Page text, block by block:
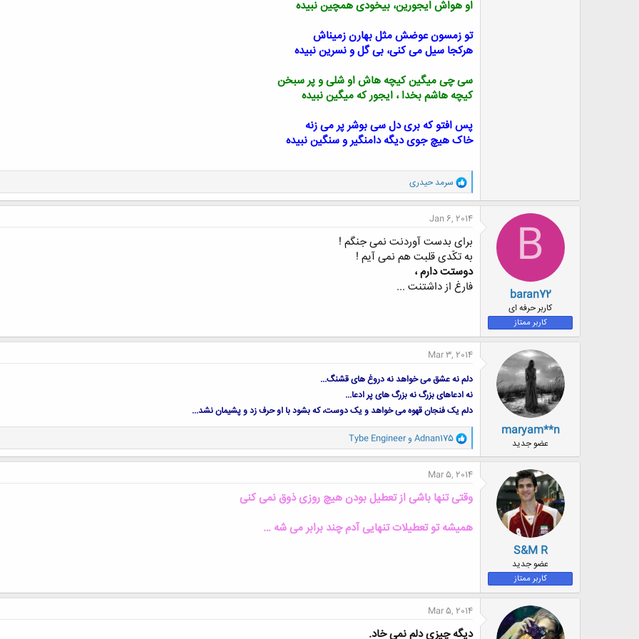
او هواش ایجورین، بیخودی همچین نبیده
تو زمسون عوضش مثل بهارن زمیناش
هرکجا سیل می کنی، بی گل و نسرین نبیده
سی چی میگین کیچه هاش او شلی و پر سبخن
کیچه هاشم بخدا ، ایجور که میگین نبیده
پس افتو که بری دل سی بوشر پر می زنه
خاک هیچ جوی دیگه دامنگیر و سنگین نبیده
و
ا
ک
ش
ه
ا
:
سرمد حیدری
B
baran72
کاربر حرفه ای
کاربر ممتاز
Jan 6, 2014
برای بدست آوردنت نمی جنگم !
به تکّدی قلبت هم نمی آیم !
دوستت دارم ،
فارغ از داشتنت ...
maryam**n
عضو جدید
Mar 3, 2014
دلم نه عشق می خواهد نه دروغ های قشنگ...
نه ادعاهای بزرگ نه بزرگ های پر ادعا...
دلم یک فنجان قهوه می خواهد و یک دوست، که بشود با او حرف زد و پشیمان نشد...
و
ا
ک
ش
ه
ا
Adnan175 وTybe Engineer
S&M R
عضو جدید
کاربر ممتاز
Mar 5, 2014
وقتی تنها باشی از تعطیل بودن هیچ روزی ذوق نمی کنی
همیشه تو تعطیلات تنهایی آدم چند برابر می شه …
Mar 5, 2014
دیگه چیزی دلم نمی خاد.